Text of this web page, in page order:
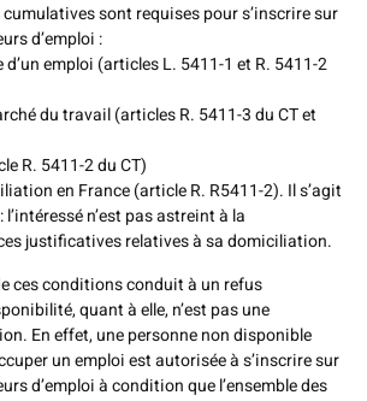
sont requises pour s’inscrire sur
d’emploi :
d’un emploi (articles L. 5411-1 et R. 5411-2
du travail (articles R. 5411-3 du CT et
R. 5411-2 du CT)
en France (article R. R5411-2). Il s’agit
n’est pas astreint à la
justificatives relatives à sa domiciliation.
ces conditions conduit à un refus
quant à elle, n’est pas une
En effet, une personne non disponible
un emploi est autorisée à s’inscrire sur
d’emploi à condition que l’ensemble des